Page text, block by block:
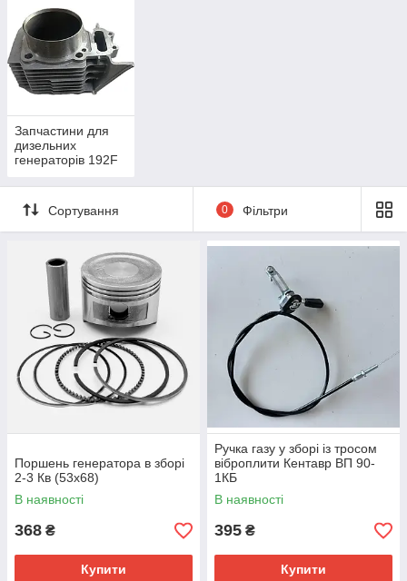
Запчастини для
дизельних
генераторів 192F
Сортування 0 Фільтри
Поршень генератора в зборі
2-3 Кв (53х68)
В наявності
368 ₴
Купити
Ручка газу у зборі із тросом
віброплити Кентавр ВП 90-
1КБ
В наявності
395 ₴
Купити